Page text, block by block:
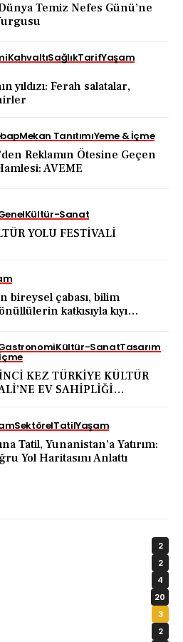
Temiz Nefes Günü’ne
KahvaltıSağlıkTarifYaşam
yıldızı: Ferah salatalar,
Mekan TanıtımıYeme & İçme
Reklamın Ötesine Geçen
AVEME
Kültür-Sanat
YOLU FESTİVALİ
bireysel çabası, bilim
katkısıyla kıyı
Kültür-SanatTasarım
KEZ TÜRKİYE KÜLTÜR
EV SAHİPLİĞİ
SektörelTatilYaşam
Tatil, Yunanistan’a Yatırım:
Yol Haritasını Anlattı
2
2
4
20
3
2